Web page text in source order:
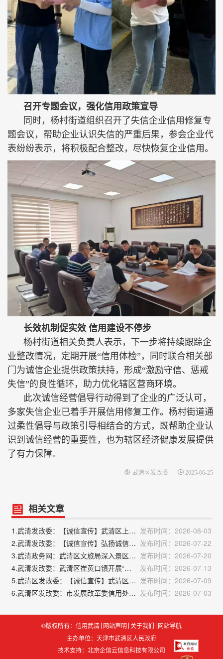
召开专题会议，强化信用政策宣导
同时，杨村街道组织召开了失信企业信用修复专
题会议，帮助企业认识失信的严重后果，参会企业代
表纷纷表示，将积极配合整改，尽快恢复企业信用。
长效机制促实效 信用建设不停步
杨村街道相关负责人表示，下一步将持续跟踪企
业整改情况，定期开展“信用体检”，同时联合相关部
门为诚信企业提供政策扶持，形成“激励守信、惩戒
失信”的良性循环，助力优化辖区营商环境。
此次诚信经营倡导行动得到了企业的广泛认可，
多家失信企业已着手开展信用修复工作。杨村街道通
过柔性倡导与政策引导相结合的方式，既帮助企业认
识到诚信经营的重要性，也为辖区经济健康发展提供
了有力保障。
武清区发改委 | 2025-06-25
相关文章
1.武清发改委：【诚信宣传】武清区上马台镇积极开展诚信宣传活动 发布时间：2026-08-03
2.武清发改委：【诚信宣传】弘扬诚信新风 共建文明社区——黄庄街道党群服务中心联合双寺营社区开展诚信宣传活动 发布时间：2026-07-22
3.武清政务网：武清区文旅局深入景区景点开展走访调研工作 发布时间：2026-07-20
4.武清发改委：武清区崔黄口镇开展“诚信建设万里行”主题宣传活动
发布时间：2026-07-13
5.武清区发改委：【诚信宣传】武清区市政中心开展诚信文化宣传活动 发布时间：2026-07-09
6.武清区发改委：市发展改革委信用处赴武清区调研信用建设工作 发布时间：2026-07-03
©版权所有：信用武清 网站声明 关于我们 网站导航
主办单位：天津市武清区人民政府
技术支持： 北京企信云信息科技有限公司